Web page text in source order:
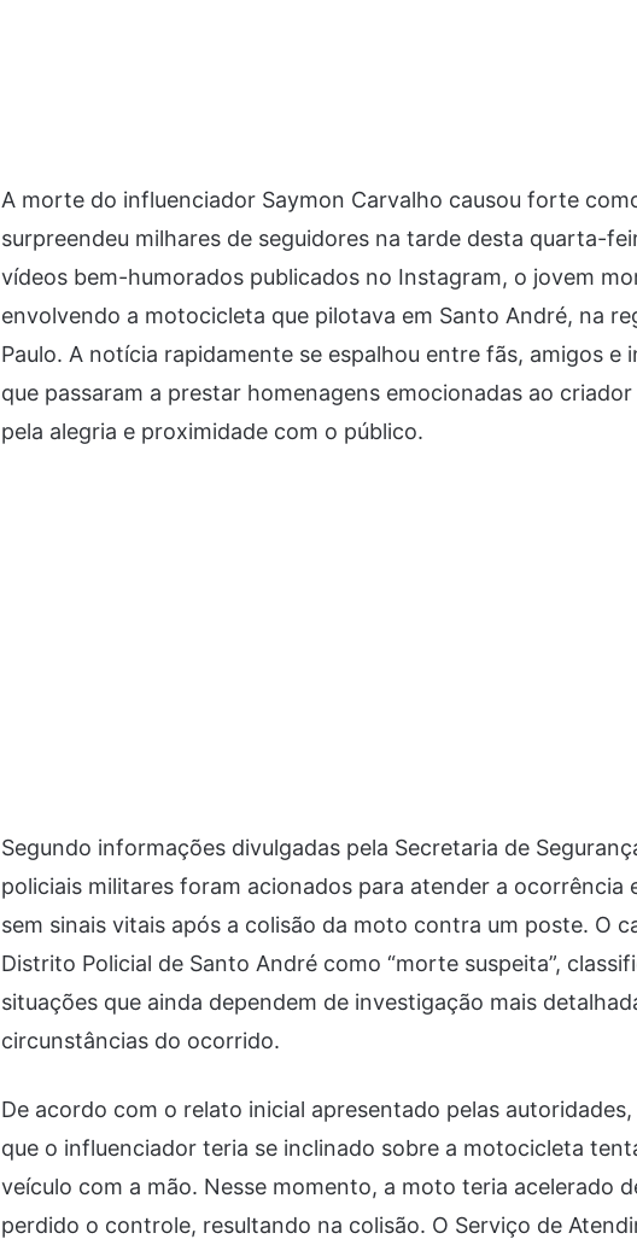
A morte do influenciador Saymon Carvalho causou forte
surpreendeu milhares de seguidores na tarde desta quarta-
vídeos bem-humorados publicados no Instagram, o jovem
envolvendo a motocicleta que pilotava em Santo André, na
Paulo. A notícia rapidamente se espalhou entre fãs, amigos e
que passaram a prestar homenagens emocionadas ao
pela alegria e proximidade com o público.
Segundo informações divulgadas pela Secretaria de
policiais militares foram acionados para atender a ocorrência
sem sinais vitais após a colisão da moto contra um poste. O
Distrito Policial de Santo André como “morte suspeita”,
situações que ainda dependem de investigação mais
circunstâncias do ocorrido.
De acordo com o relato inicial apresentado pelas
que o influenciador teria se inclinado sobre a motocicleta
veículo com a mão. Nesse momento, a moto teria acelerado
perdido o controle, resultando na colisão. O Serviço de